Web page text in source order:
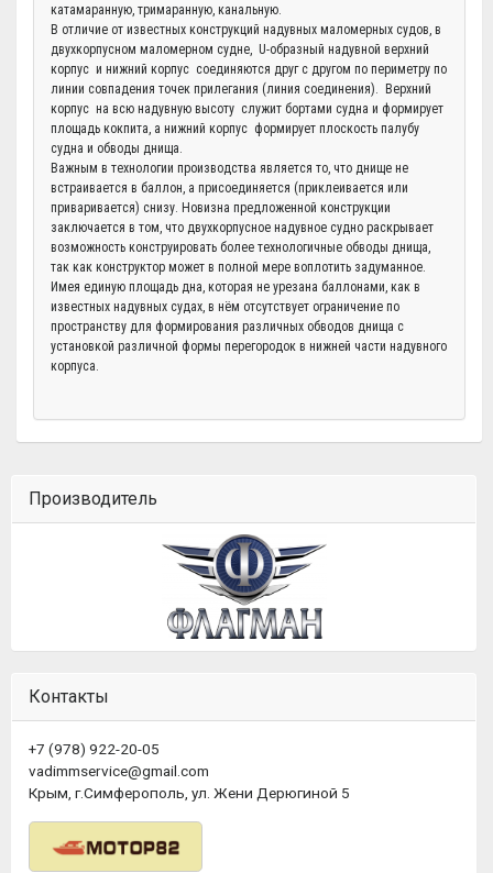
катамаранную, тримаранную, канальную.
В отличие от известных конструкций надувных маломерных судов, в
двухкорпусном маломерном судне, U-образный надувной верхний
корпус и нижний корпус соединяются друг с другом по периметру по
линии совпадения точек прилегания (линия соединения). Верхний
корпус на всю надувную высоту служит бортами судна и формирует
площадь кокпита, а нижний корпус формирует плоскость палубу
судна и обводы днища.
Важным в технологии производства является то, что днище не
встраивается в баллон, а присоединяется (приклеивается или
приваривается) снизу. Новизна предложенной конструкции
заключается в том, что двухкорпусное надувное судно раскрывает
возможность конструировать более технологичные обводы днища,
так как конструктор может в полной мере воплотить задуманное.
Имея единую площадь дна, которая не урезана баллонами, как в
известных надувных судах, в нём отсутствует ограничение по
пространству для формирования различных обводов днища с
установкой различной формы перегородок в нижней части надувного
корпуса.
Производитель
Контакты
+7 (978) 922-20-05
vadimmservice@gmail.com
Крым, г.Симферополь, ул. Жени Дерюгиной 5